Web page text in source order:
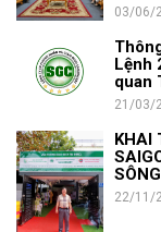
03/06/
Lệnh
quan
21/03/
KHAI
22/11/